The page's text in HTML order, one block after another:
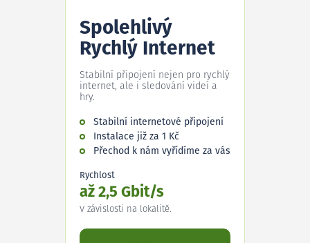
Spolehlivý
Rychlý Internet
Stabilní připojení nejen pro rychlý
internet, ale i sledování videí a
hry.
Stabilní internetové připojení
Instalace již za 1 Kč
Přechod k nám vyřídíme za vás
Rychlost
až 2,5 Gbit/s
V závislosti na lokalitě.